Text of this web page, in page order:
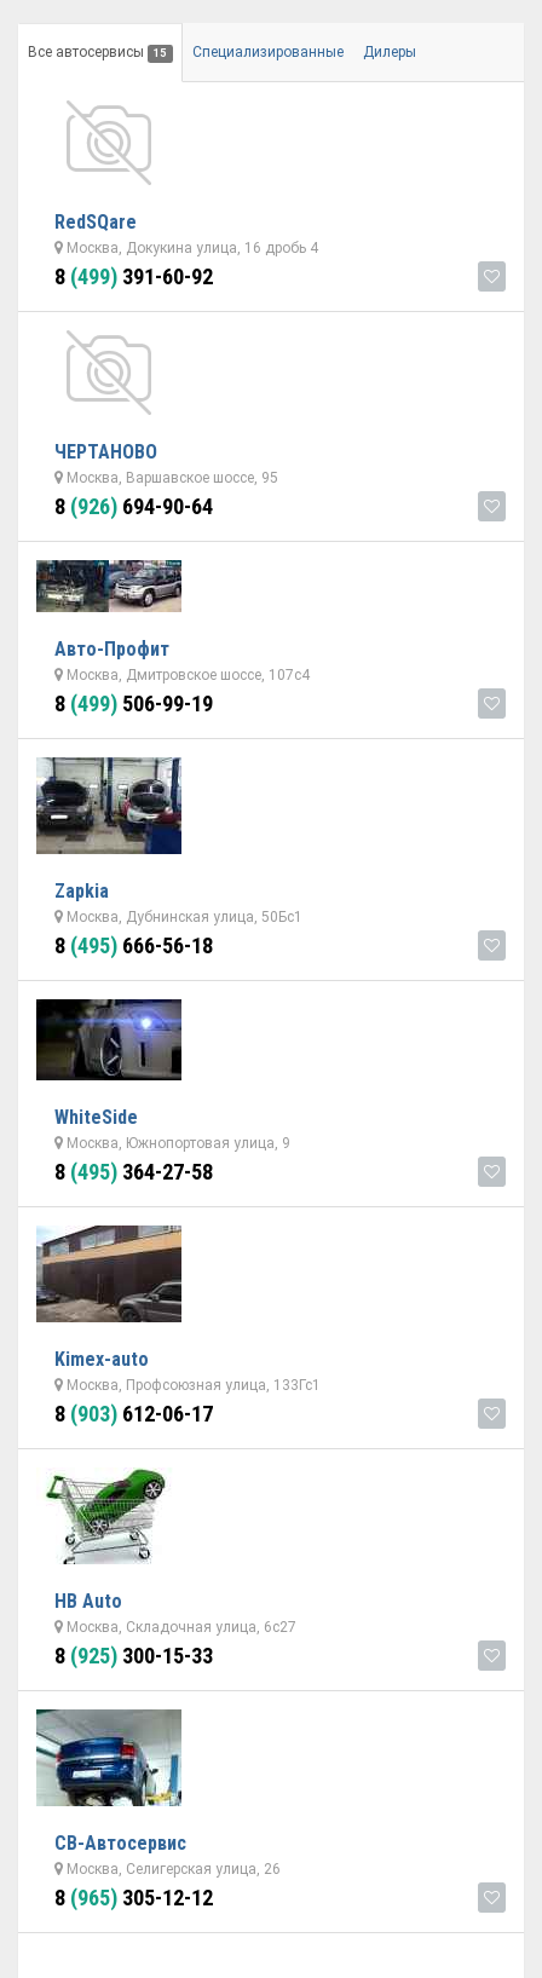
Все автосервисы 15 Специализированные Дилеры
RedSQare
Москва, Докукина улица, 16 дробь 4
8 (499) 391-60-92
ЧЕРТАНОВО
Москва, Варшавское шоссе, 95
8 (926) 694-90-64
Авто-Профит
Москва, Дмитровское шоссе, 107с4
8 (499) 506-99-19
Zapkia
Москва, Дубнинская улица, 50Бс1
8 (495) 666-56-18
WhiteSide
Москва, Южнопортовая улица, 9
8 (495) 364-27-58
Kimex-auto
Москва, Профсоюзная улица, 133Гс1
8 (903) 612-06-17
НВ Auto
Москва, Складочная улица, 6с27
8 (925) 300-15-33
СВ-Автосервис
Москва, Селигерская улица, 26
8 (965) 305-12-12